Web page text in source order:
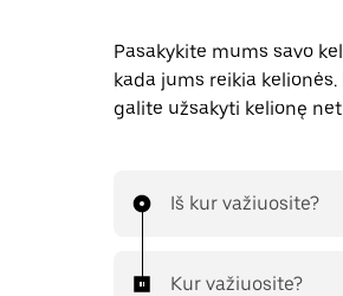
Pasakykite mums savo
kada jums reikia kelionės.
galite užsakyti kelionę
Iš kur važiuosite?
Kur važiuosite?